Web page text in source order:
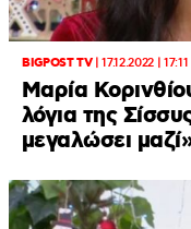
BIGPOST TV|17.12.2022 | 17:11
Μαρία
λόγια της
μεγαλώσει